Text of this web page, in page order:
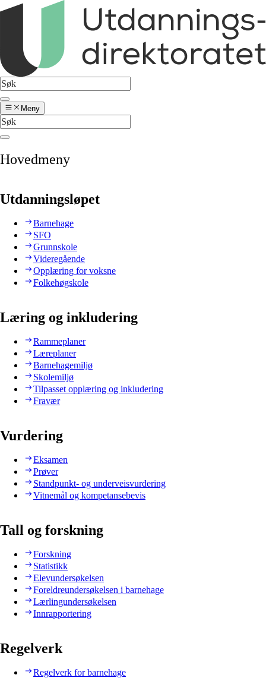
Meny
Hovedmeny
Utdanningsløpet
Barnehage
SFO
Grunnskole
Videregående
Opplæring for voksne
Folkehøgskole
Læring og inkludering
Rammeplaner
Læreplaner
Barnehagemiljø
Skolemiljø
Tilpasset opplæring og inkludering
Fravær
Vurdering
Eksamen
Prøver
Standpunkt- og underveisvurdering
Vitnemål og kompetansebevis
Tall og forskning
Forskning
Statistikk
Elevundersøkelsen
Foreldreundersøkelsen i barnehage
Lærlingundersøkelsen
Innrapportering
Regelverk
Regelverk for barnehage